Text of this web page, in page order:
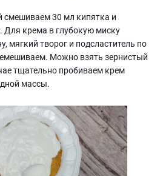
смешиваем 30 мл кипятка и
Для крема в глубокую миску
мягкий творог и подсластитель по
Можно взять зернистый
тщательно пробиваем крем
массы.